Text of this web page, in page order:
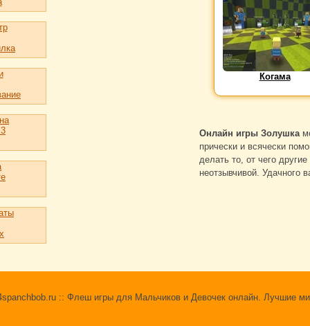
Когама
Онлайн игры Золушка
прически и всячески
делать то, от чего
неотзывчивой. Удачного
:: Флеш игры для Мальчиков и Девочек онлайн. Лучшие